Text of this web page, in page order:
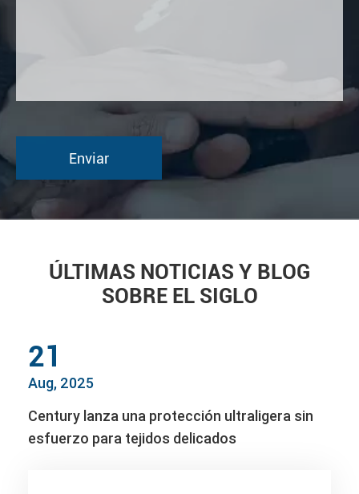
ÚLTIMAS NOTICIAS Y BLOG
SOBRE EL SIGLO
21
Aug, 2025
Century lanza una protección ultraligera sin
esfuerzo para tejidos delicados